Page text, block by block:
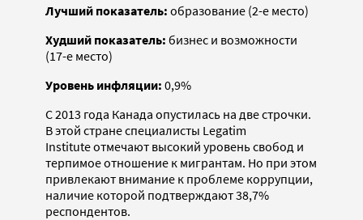
Лучший показатель: образование (2-е место)
Худший показатель: бизнес и возможности
(17-е место)
Уровень инфляции: 0,9%
С 2013 года Канада опустилась на две строчки.
В этой стране специалисты Legatim
Institute отмечают высокий уровень свобод и
терпимое отношение к мигрантам. Но при этом
привлекают внимание к проблеме коррупции,
наличие которой подтверждают 38,7%
респондентов.